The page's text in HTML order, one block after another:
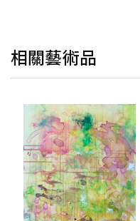
相關藝術品